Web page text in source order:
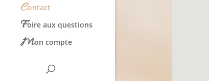
Contact
Foire aux questions
Mon compte